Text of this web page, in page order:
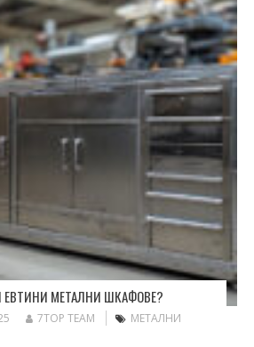
МЕТАЛНИ ШКАФОВЕ?
7TOP TEAM
МЕТАЛНИ